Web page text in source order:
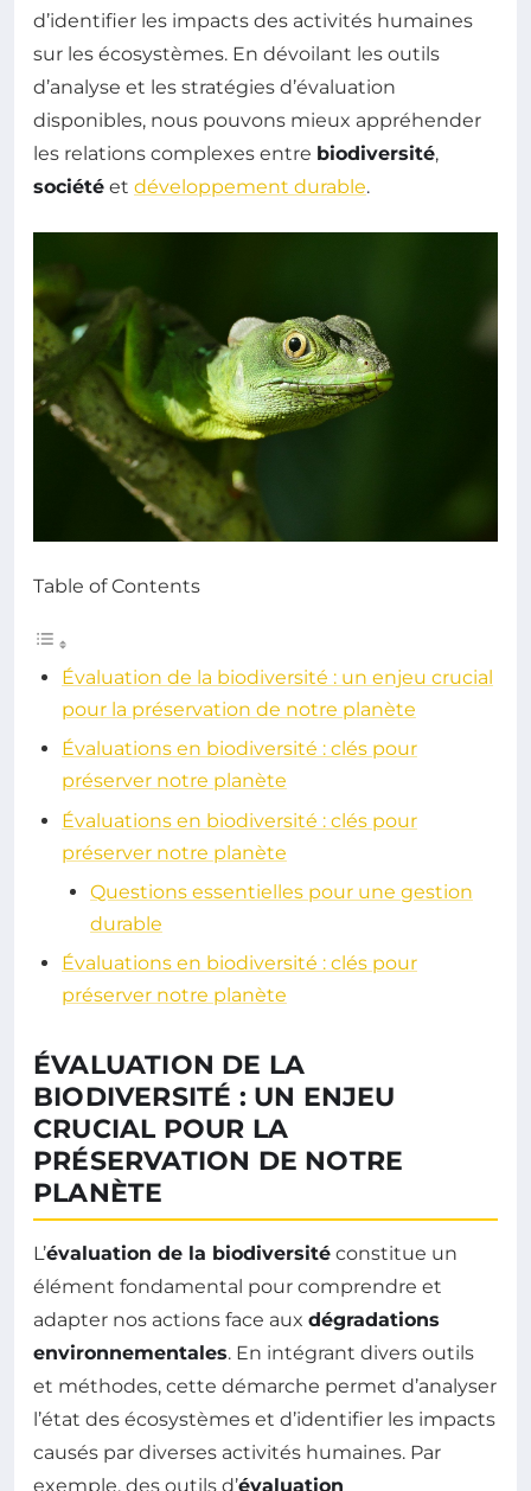
d’identifier les impacts des activités humaines
sur les écosystèmes. En dévoilant les outils
d’analyse et les stratégies d’évaluation
disponibles, nous pouvons mieux appréhender
les relations complexes entre biodiversité,
société et développement durable.
Table of Contents
Évaluation de la biodiversité : un enjeu crucial
pour la préservation de notre planète
Évaluations en biodiversité : clés pour
préserver notre planète
Évaluations en biodiversité : clés pour
préserver notre planète
Questions essentielles pour une gestion
durable
Évaluations en biodiversité : clés pour
préserver notre planète
ÉVALUATION DE LA
BIODIVERSITÉ : UN ENJEU
CRUCIAL POUR LA
PRÉSERVATION DE NOTRE
PLANÈTE
L’évaluation de la biodiversité constitue un
élément fondamental pour comprendre et
adapter nos actions face aux dégradations
environnementales. En intégrant divers outils
et méthodes, cette démarche permet d’analyser
l’état des écosystèmes et d’identifier les impacts
causés par diverses activités humaines. Par
exemple, des outils d’évaluation